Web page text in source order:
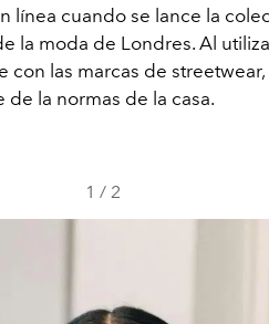
línea cuando se lance la
la moda de Londres. Al
con las marcas de
la normas de la casa.
1 / 2